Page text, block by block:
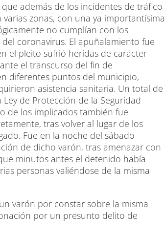
además de los incidentes de tráfico
zonas, con una ya importantísima
no cumplían con los
coronavirus. El apuñalamiento fue
el pleito sufrió heridas de carácter
el transcurso del fin de
diferentes puntos del municipio,
asistencia sanitaria. Un total de
de Protección de la Seguridad
de los implicados también fue
tras volver al lugar de los
Fue en la noche del sábado
de dicho varón, tras amenazar con
minutos antes el detenido había
personas valiéndose de la misma
varón por constar sobre la misma
por un presunto delito de